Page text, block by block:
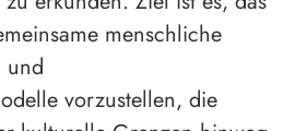
menschliche
und
vorzustellen, die